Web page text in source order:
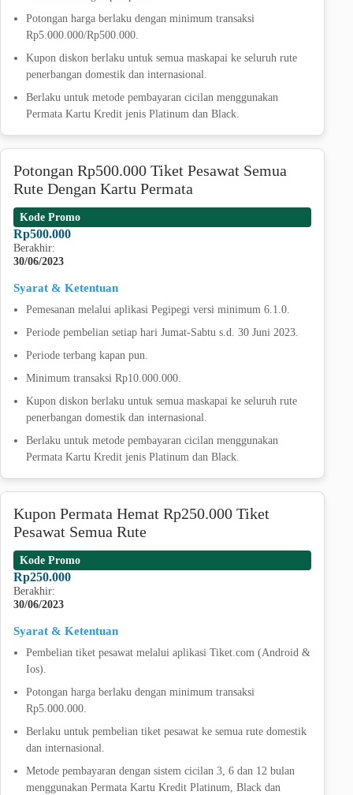
Potongan harga berlaku dengan minimum transaksi
Rp5.000.000/Rp500.000.
Kupon diskon berlaku untuk semua maskapai ke seluruh rute
penerbangan domestik dan internasional.
Berlaku untuk metode pembayaran cicilan menggunakan
Permata Kartu Kredit jenis Platinum dan Black.
Potongan Rp500.000 Tiket Pesawat Semua
Rute Dengan Kartu Permata
Kode Promo
Rp500.000
Berakhir:
30/06/2023
Syarat & Ketentuan
Pemesanan melalui aplikasi Pegipegi versi minimum 6.1.0.
Periode pembelian setiap hari Jumat-Sabtu s.d. 30 Juni 2023.
Periode terbang kapan pun.
Minimum transaksi Rp10.000.000.
Kupon diskon berlaku untuk semua maskapai ke seluruh rute
penerbangan domestik dan internasional.
Berlaku untuk metode pembayaran cicilan menggunakan
Permata Kartu Kredit jenis Platinum dan Black.
Kupon Permata Hemat Rp250.000 Tiket
Pesawat Semua Rute
Kode Promo
Rp250.000
Berakhir:
30/06/2023
Syarat & Ketentuan
Pembelian tiket pesawat melalui aplikasi Tiket.com (Android &
Ios).
Potongan harga berlaku dengan minimum transaksi
Rp5.000.000.
Berlaku untuk pembelian tiket pesawat ke semua rute domestik
dan internasional.
Metode pembayaran dengan sistem cicilan 3, 6 dan 12 bulan
menggunakan Permata Kartu Kredit Platinum, Black dan